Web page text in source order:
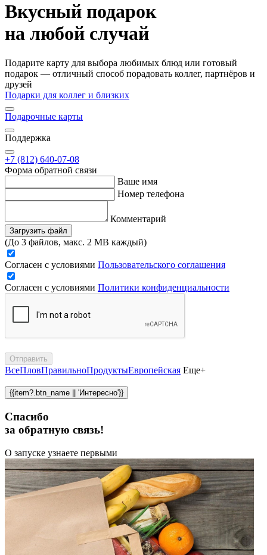
Вкусный подарок
на любой случай
Подарите карту для выбора любимых блюд или готовый
подарок — отличный способ порадовать коллег, партнёров и
друзей
Подарки для коллег и близких
Подарочные карты
Поддержка
+7 (812) 640-07-08
Форма обратной связи
Ваше имя
Номер телефона
Комментарий
Загрузить файл
(До 3 файлов, макс. 2 MB каждый)
Согласен с условиями Пользовательского соглашения
Согласен с условиями Политики конфиденциальности
Отправить
ВсеПловПравильноПродуктыЕвропейская Еще+
{{item?.btn_name || 'Интересно'}}
Спасибо
за обратную связь!
О запуске узнаете первыми